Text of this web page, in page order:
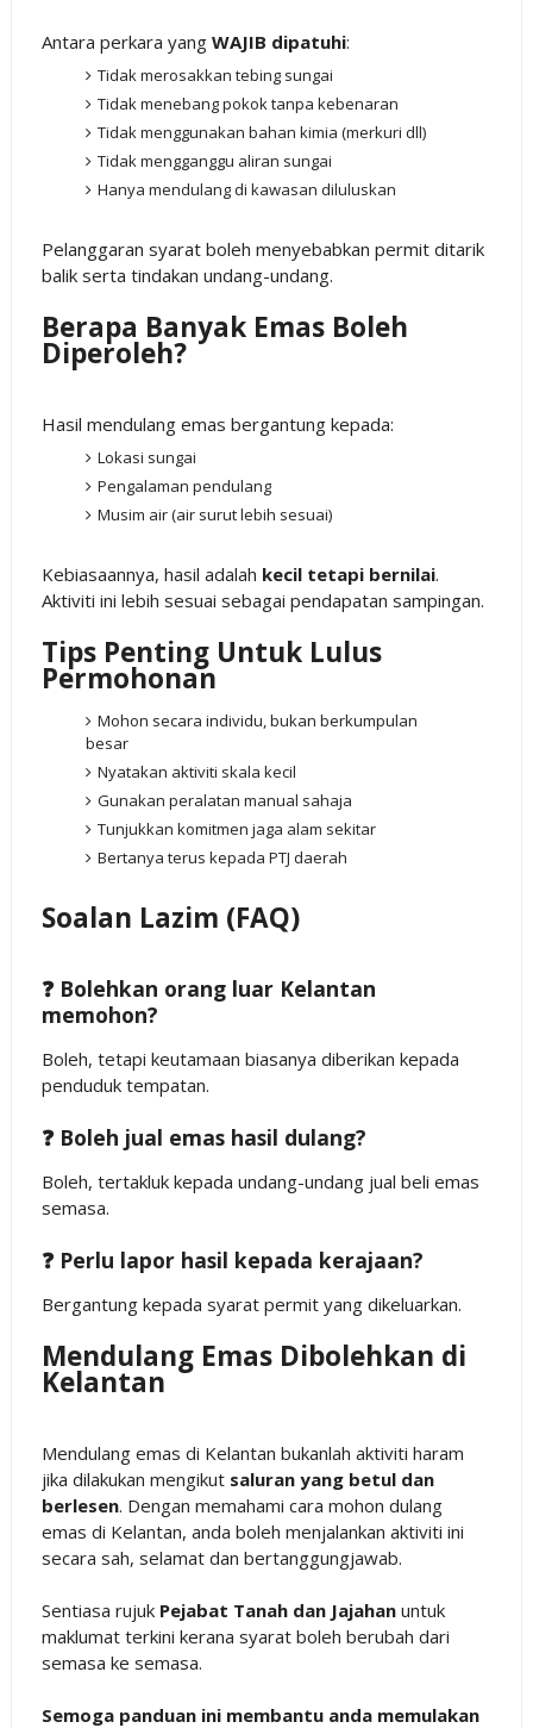
Antara perkara yang WAJIB dipatuhi:
Tidak merosakkan tebing sungai
Tidak menebang pokok tanpa kebenaran
Tidak menggunakan bahan kimia (merkuri dll)
Tidak mengganggu aliran sungai
Hanya mendulang di kawasan diluluskan
Pelanggaran syarat boleh menyebabkan permit ditarik
balik serta tindakan undang-undang.
Berapa Banyak Emas Boleh
Diperoleh?
Hasil mendulang emas bergantung kepada:
Lokasi sungai
Pengalaman pendulang
Musim air (air surut lebih sesuai)
Kebiasaannya, hasil adalah kecil tetapi bernilai.
Aktiviti ini lebih sesuai sebagai pendapatan sampingan.
Tips Penting Untuk Lulus
Permohonan
Mohon secara individu, bukan berkumpulan
besar
Nyatakan aktiviti skala kecil
Gunakan peralatan manual sahaja
Tunjukkan komitmen jaga alam sekitar
Bertanya terus kepada PTJ daerah
Soalan Lazim (FAQ)
❓ Bolehkan orang luar Kelantan
memohon?
Boleh, tetapi keutamaan biasanya diberikan kepada
penduduk tempatan.
❓ Boleh jual emas hasil dulang?
Boleh, tertakluk kepada undang-undang jual beli emas
semasa.
❓ Perlu lapor hasil kepada kerajaan?
Bergantung kepada syarat permit yang dikeluarkan.
Mendulang Emas Dibolehkan di
Kelantan
Mendulang emas di Kelantan bukanlah aktiviti haram
jika dilakukan mengikut saluran yang betul dan
berlesen. Dengan memahami cara mohon dulang
emas di Kelantan, anda boleh menjalankan aktiviti ini
secara sah, selamat dan bertanggungjawab.
Sentiasa rujuk Pejabat Tanah dan Jajahanuntuk
maklumat terkini kerana syarat boleh berubah dari
semasa ke semasa.
Semoga panduan ini membantu anda memulakan